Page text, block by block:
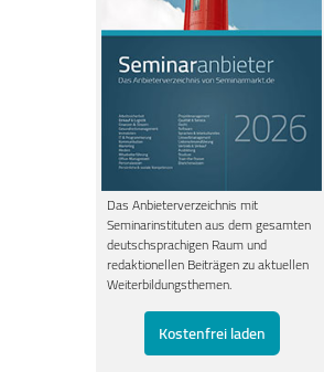
Das Anbieterverzeichnis mit
Seminarinstituten aus dem gesamten
deutschsprachigen Raum und
redaktionellen Beiträgen zu aktuellen
Weiterbildungsthemen.
Kostenfrei laden